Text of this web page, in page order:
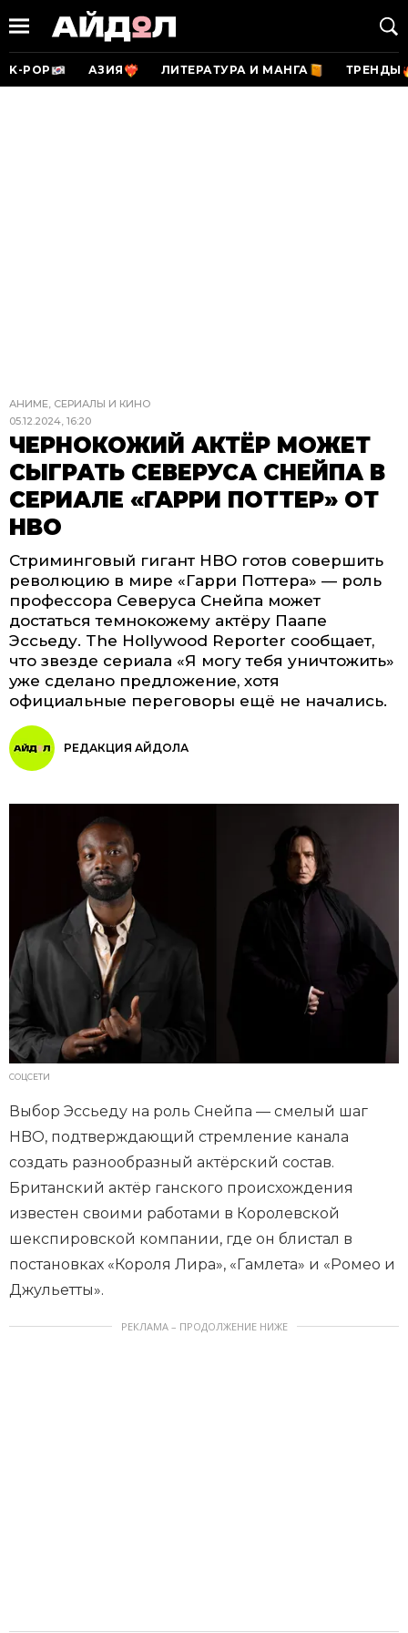
K-POP АЗИЯ ЛИТЕРАТУРА И МАНГА ТРЕНДЫ
АНИМЕ, СЕРИАЛЫ И КИНО
05.12.2024, 16:20
ЧЕРНОКОЖИЙ АКТЁР МОЖЕТ
СЫГРАТЬ СЕВЕРУСА СНЕЙПА В
СЕРИАЛЕ «ГАРРИ ПОТТЕР» ОТ
HBO
Стриминговый гигант HBO готов совершить
революцию в мире «Гарри Поттера» — роль
профессора Северуса Снейпа может
достаться темнокожему актёру Паапе
Эссьеду. The Hollywood Reporter сообщает,
что звезде сериала «Я могу тебя уничтожить»
уже сделано предложение, хотя
официальные переговоры ещё не начались.
РЕДАКЦИЯ АЙДОЛА
СОЦСЕТИ
Выбор Эссьеду на роль Снейпа — смелый шаг
HBO, подтверждающий стремление канала
создать разнообразный актёрский состав.
Британский актёр ганского происхождения
известен своими работами в Королевской
шекспировской компании, где он блистал в
постановках «Короля Лира», «Гамлета» и «Ромео и
Джульетты».
РЕКЛАМА – ПРОДОЛЖЕНИЕ НИЖЕ